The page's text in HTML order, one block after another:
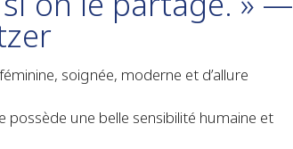
soignée, moderne et d’allure
possède une belle sensibilité humaine et